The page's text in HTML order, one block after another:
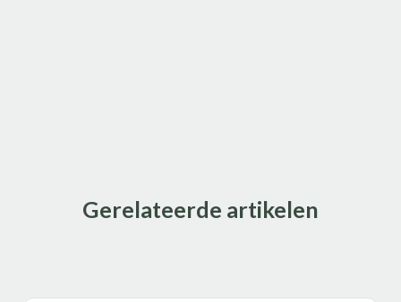
Gerelateerde artikelen